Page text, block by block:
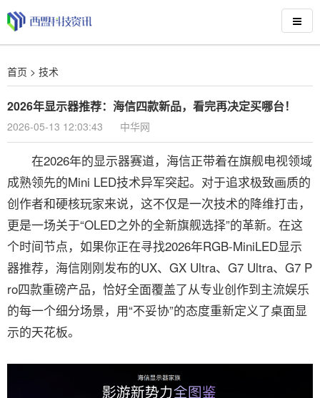
首页 > 技术
2026年显示器推荐：海信四款新品，看完再决定买哪台！
2026-05-13 12:03:43 中华网
在2026年的显示器赛道，海信正带着在旗舰电视领域
成熟领先的Mini LED技术异军突起。对于追求极致画质的
创作者和硬核玩家来说，这不仅是一次技术的降维打击，
更是一场关于“OLED之外的全新旗舰选择”的革新。在这
个时间节点，如果你正在寻找2026年RGB-MiniLED显示
器推荐，海信刚刚发布的UX、GX Ultra、G7 Ultra、G7 P
ro四款重磅产品，恰好全面覆盖了从专业创作到主流娱乐
的每一个细分场景，用“不妥协”的态度重新定义了桌面显
示的天花板。